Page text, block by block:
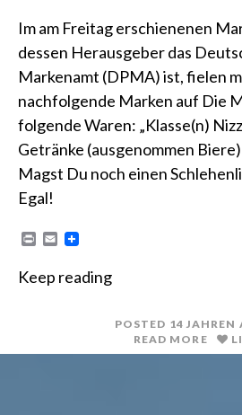
Im am Freitag erschienenen
dessen Herausgeber das
Markenamt (DPMA) ist, fielen
nachfolgende Marken auf Die
folgende Waren: „Klasse(n)
Getränke (ausgenommen
Magst Du noch einen
Egal!
n
E
i
Keep reading
POSTED 14 JAHREN
READ MORE